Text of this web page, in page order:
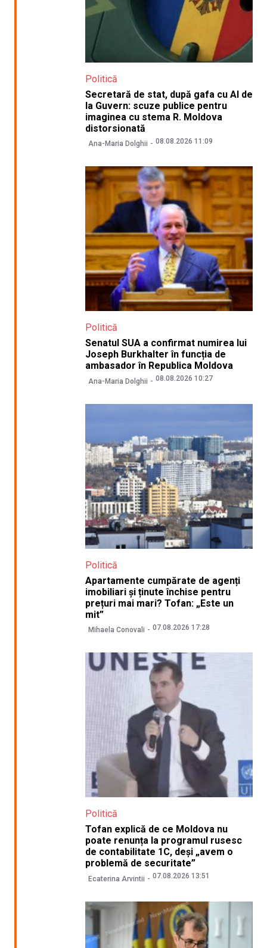
Politică
Secretară de stat, după gafa cu AI de
la Guvern: scuze publice pentru
imaginea cu stema R. Moldova
distorsionată
Ana-Maria Dolghii 08.08.2026 11:09
Politică
Senatul SUA a confirmat numirea lui
Joseph Burkhalter în funcția de
ambasador în Republica Moldova
Ana-Maria Dolghii 08.08.2026 10:27
Politică
Apartamente cumpărate de agenți
imobiliari și ținute închise pentru
prețuri mai mari? Tofan: „Este un
mit”
Mihaela Conovali 07.08.2026 17:28
Politică
Tofan explică de ce Moldova nu
poate renunța la programul rusesc
de contabilitate 1C, deși „avem o
problemă de securitate”
Ecaterina Arvintii 07.08.2026 13:51